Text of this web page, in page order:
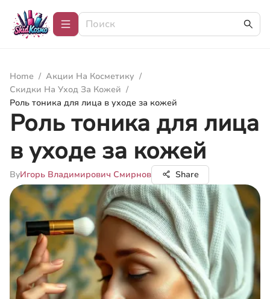
Home / Акции На Косметику /
Скидки На Уход За Кожей /
Роль тоника для лица в уходе за кожей
Роль тоника для лица
в уходе за кожей
ByИгорь Владимирович Смирнов Share